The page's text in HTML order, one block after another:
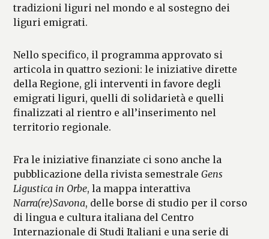
tradizioni liguri nel mondo e al sostegno dei
liguri emigrati.
Nello specifico, il programma approvato si
articola in quattro sezioni: le iniziative dirette
della Regione, gli interventi in favore degli
emigrati liguri, quelli di solidarietà e quelli
finalizzati al rientro e all’inserimento nel
territorio regionale.
Fra le iniziative finanziate ci sono anche la
pubblicazione della rivista semestraleGens
Ligustica in Orbe, la mappa interattiva
Narra(re)Savona, delle borse di studio per il corso
di lingua e cultura italiana del Centro
Internazionale di Studi Italiani e una serie di